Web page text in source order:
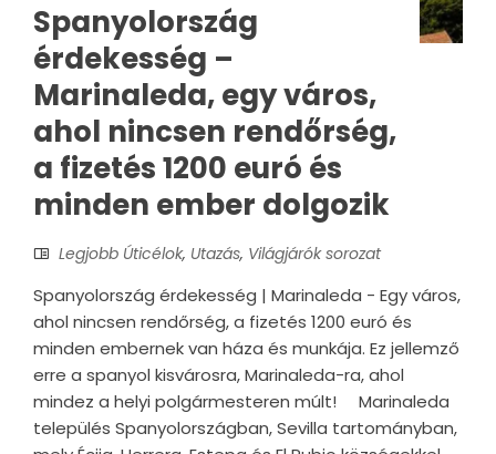
Spanyolország
érdekesség –
Marinaleda, egy város,
ahol nincsen rendőrség,
a fizetés 1200 euró és
minden ember dolgozik
Legjobb Úticélok, Utazás, Világjárók sorozat
Spanyolország érdekesség | Marinaleda - Egy város,
ahol nincsen rendőrség, a fizetés 1200 euró és
minden embernek van háza és munkája. Ez jellemző
erre a spanyol kisvárosra, Marinaleda-ra, ahol
mindez a helyi polgármesteren múlt! Marinaleda
település Spanyolországban, Sevilla tartományban,